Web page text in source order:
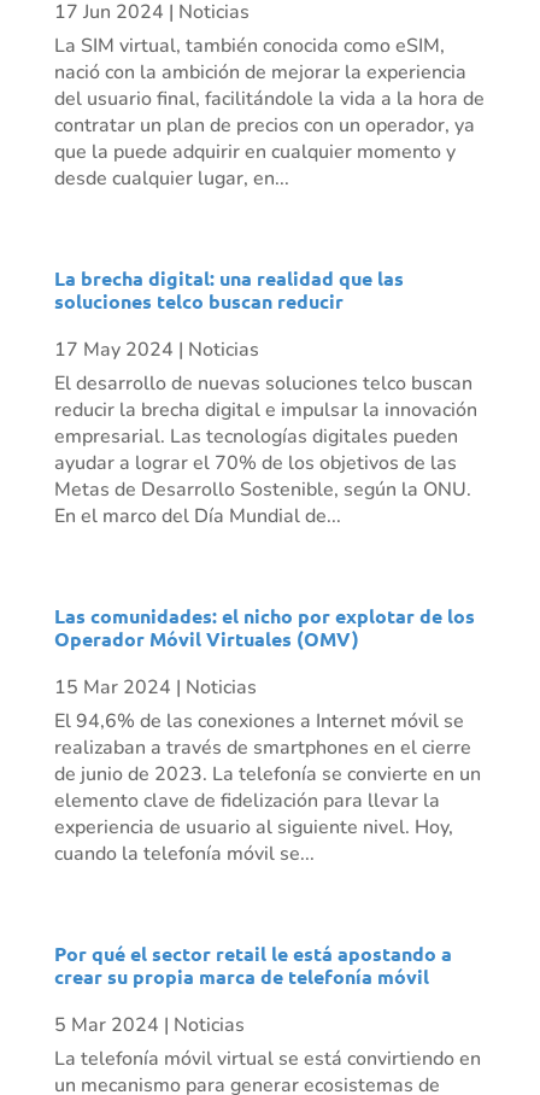
17 Jun 2024 | Noticias
La SIM virtual, también conocida como eSIM,
nació con la ambición de mejorar la experiencia
del usuario final, facilitándole la vida a la hora de
contratar un plan de precios con un operador, ya
que la puede adquirir en cualquier momento y
desde cualquier lugar, en...
La brecha digital: una realidad que las
soluciones telco buscan reducir
17 May 2024 | Noticias
El desarrollo de nuevas soluciones telco buscan
reducir la brecha digital e impulsar la innovación
empresarial. Las tecnologías digitales pueden
ayudar a lograr el 70% de los objetivos de las
Metas de Desarrollo Sostenible, según la ONU.
En el marco del Día Mundial de...
Las comunidades: el nicho por explotar de los
Operador Móvil Virtuales (OMV)
15 Mar 2024 | Noticias
El 94,6% de las conexiones a Internet móvil se
realizaban a través de smartphones en el cierre
de junio de 2023. La telefonía se convierte en un
elemento clave de fidelización para llevar la
experiencia de usuario al siguiente nivel. Hoy,
cuando la telefonía móvil se...
Por qué el sector retail le está apostando a
crear su propia marca de telefonía móvil
5 Mar 2024 | Noticias
La telefonía móvil virtual se está convirtiendo en
un mecanismo para generar ecosistemas de